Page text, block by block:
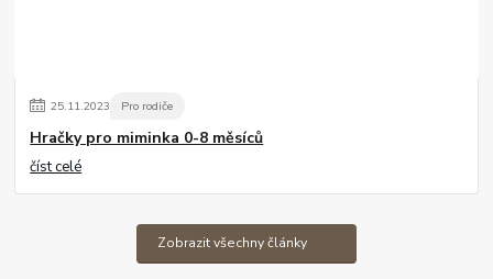
25.11.2023 Pro rodiče
Hračky pro miminka 0-8 měsíců
číst celé
Zobrazit všechny články